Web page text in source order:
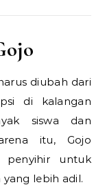
diubah dari
di kalangan
siswa dan
itu, Gojo
penyihir untuk
lebih adil.